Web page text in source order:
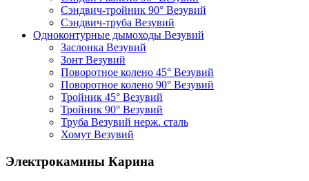
Сэндвич-тройник 90° Везувий
Сэндвич-труба Везувий
Одноконтурные дымоходы Везувий
Заслонка Везувий
Зонт Везувий
Поворотное колено 45° Везувий
Поворотное колено 90° Везувий
Тройник 45° Везувий
Тройник 90° Везувий
Труба Везувий нерж. сталь
Хомут Везувий
Электрокамины Карина